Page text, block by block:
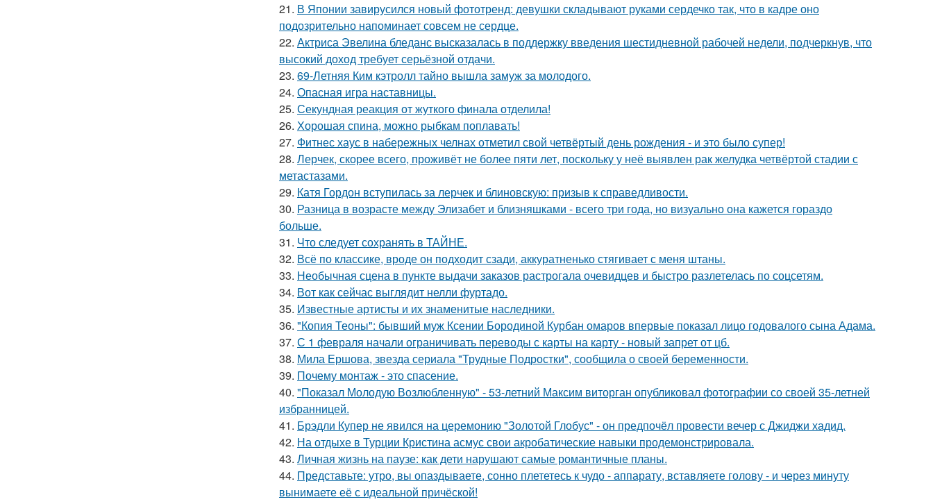
21. В Японии завирусился новый фототренд: девушки складывают руками сердечко так, что в кадре оно
подозрительно напоминает совсем не сердце.
22. Актриса Эвелина бледанс высказалась в поддержку введения шестидневной рабочей недели, подчеркнув, что
высокий доход требует серьёзной отдачи.
23. 69-Летняя Ким кэтролл тайно вышла замуж за молодого.
24. Опасная игра наставницы.
25. Секундная реакция от жуткого финала отделила!
26. Хорошая спина, можно рыбкам поплавать!
27. Фитнес хаус в набережных челнах отметил свой четвёртый день рождения - и это было супер!
28. Лерчек, скорее всего, проживёт не более пяти лет, поскольку у неё выявлен рак желудка четвёртой стадии с
метастазами.
29. Катя Гордон вступилась за лерчек и блиновскую: призыв к справедливости.
30. Разница в возрасте между Элизабет и близняшками - всего три года, но визуально она кажется гораздо
больше.
31. Что следует сохранять в ТАЙНЕ.
32. Всё по классике, вроде он подходит сзади, аккуратненько стягивает с меня штаны.
33. Необычная сцена в пункте выдачи заказов растрогала очевидцев и быстро разлетелась по соцсетям.
34. Вот как сейчас выглядит нелли фуртадо.
35. Известные артисты и их знаменитые наследники.
36. "Копия Теоны": бывший муж Ксении Бородиной Курбан омаров впервые показал лицо годовалого сына Адама.
37. С 1 февраля начали ограничивать переводы с карты на карту - новый запрет от цб.
38. Мила Ершова, звезда сериала "Трудные Подростки", сообщила о своей беременности.
39. Почему монтаж - это спасение.
40. "Показал Молодую Возлюбленную" - 53-летний Максим виторган опубликовал фотографии со своей 35-летней
избранницей.
41. Брэдли Купер не явился на церемонию "Золотой Глобус" - он предпочёл провести вечер с Джиджи хадид.
42. На отдыхе в Турции Кристина асмус свои акробатические навыки продемонстрировала.
43. Личная жизнь на паузе: как дети нарушают самые романтичные планы.
44. Представьте: утро, вы опаздываете, сонно плететесь к чудо - аппарату, вставляете голову - и через минуту
вынимаете её с идеальной причёской!